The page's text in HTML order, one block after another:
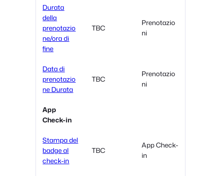
Durata
della
prenotazio
ne/ora di
fine
TBC
Prenotazio
ni
Data di
prenotazio
ne Durata
TBC
Prenotazio
ni
App
Check-in
Stampa del
badge al
check-in
TBC
App Check-
in